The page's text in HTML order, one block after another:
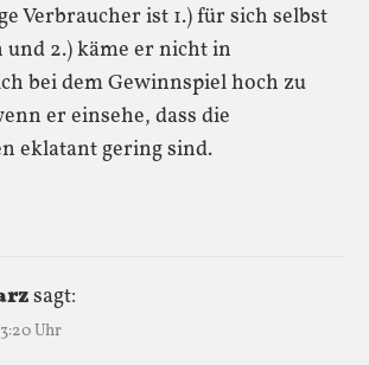
Verbraucher ist 1.) für sich selbst
2.) käme er nicht in
bei dem Gewinnspiel hoch zu
er einsehe, dass die
eklatant gering sind.
sagt:
Uhr